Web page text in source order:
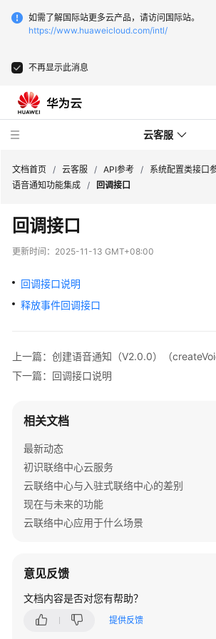
如需了解国际站更多云产品，请访问国际站。
https://www.huaweicloud.com/intl/
不再显示此消息
云客服
最
新
动
品
快
门
用
户
指
南
说
明
文档首页 / 云客服 / API参考 / 系统配置类接口
语音通知功能集成 / 回调接口
回调接口
更新时间： 2025-11-13 GMT+08:00
回调接口说明
释放事件回调接口
上一篇：创建语音通知（V2.0.0）（
下一篇：回调接口说明
相关文档
最新动态
初识联络中心云服务
云联络中心与入驻式联络中心的差别
现在与未来的功能
云联络中心应用于什么场景
意见反馈
文档内容是否对您有帮助？
提供反馈